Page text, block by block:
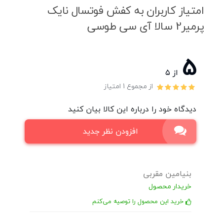
امتیاز کاربران به کفش فوتسال نایک
پرمیر2 سالا آی سی طوسی
5 از ۵
از مجموع 1 امتیاز
دیدگاه خود را درباره این کالا بیان کنید
افزودن نظر جدید
بنیامین مقربی
خریدار محصول
خرید این محصول را توصیه می‌کنم